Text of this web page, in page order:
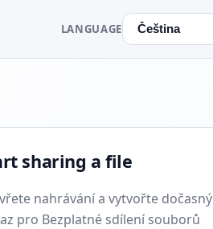
LANGUAGE
sharing a file
nahrávání a vytvořte dočasný
pro Bezplatné sdílení souborů